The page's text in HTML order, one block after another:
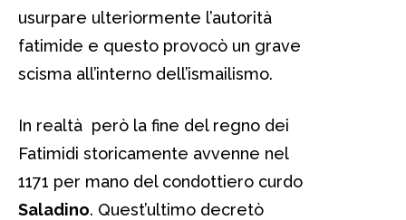
usurpare ulteriormente l’autorità
fatimide e questo provocò un grave
scisma all’interno dell’ismailismo.
In realtà però la fine del regno dei
Fatimidi storicamente avvenne nel
1171 per mano del condottiero curdo
Saladino. Quest’ultimo decretò